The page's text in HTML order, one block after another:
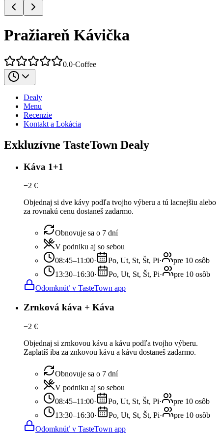
Pražiareň Kávička
0.0·Coffee
Dealy
Menu
Recenzie
Kontakt a Lokácia
Exkluzívne TasteTown Dealy
Káva 1+1
−2 €
Objednaj si dve kávy podľa tvojho výberu a tú lacnejšiu alebo
za rovnakú cenu dostaneš zadarmo.
Obnovuje sa o 7 dní
V podniku aj so sebou
08:45–11:00· Po, Ut, St, Št, Pi·
pre 10 osôb
13:30–16:30· Po, Ut, St, Št, Pi·
pre 10 osôb
Odomknúť v TasteTown app
Zrnková káva + Káva
−2 €
Objednaj si zrnkovou kávu a kávu podľa tvojho výberu.
Zaplatíš iba za znkovou kávu a kávu dostaneš zadarmo.
Obnovuje sa o 7 dní
V podniku aj so sebou
08:45–11:00· Po, Ut, St, Št, Pi·
pre 10 osôb
13:30–16:30· Po, Ut, St, Št, Pi·
pre 10 osôb
Odomknúť v TasteTown app